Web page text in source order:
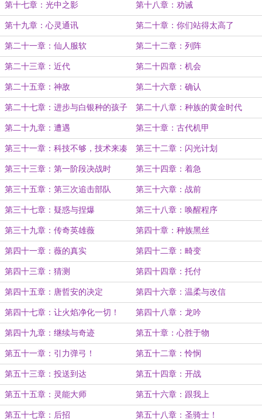
第十七章：光中之影 第十八章：劝诫
第十九章：心灵通讯 第二十章：你们站得太高了
第二十一章：仙人服软 第二十二章：列阵
第二十三章：近代 第二十四章：机会
第二十五章：神敌 第二十六章：确认
第二十七章：进步与白银种的孩子 第二十八章：种族的黄金时代
第二十九章：遭遇 第三十章：古代机甲
第三十一章：科技不够，技术来凑 第三十二章：闪光计划
第三十三章：第一阶段决战时 第三十四章：着急
第三十五章：第三次追击部队 第三十六章：战前
第三十七章：疑惑与捏爆 第三十八章：唤醒程序
第三十九章：传奇英雄薇 第四十章：种族黑丝
第四十一章：薇的真实 第四十二章：畸变
第四十三章：猜测 第四十四章：托付
第四十五章：唐哲安的决定 第四十六章：温柔与改信
第四十七章：让火焰净化一切！ 第四十八章：龙吟
第四十九章：继续与奇迹 第五十章：心胜于物
第五十一章：引力弹弓！ 第五十二章：怜悯
第五十三章：投送到达 第五十四章：开战
第五十五章：灵能大师 第五十六章：跟我上
第五十七章：后招 第五十八章：圣骑士！